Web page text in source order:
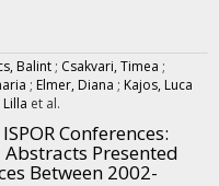
Balint ; Csakvari, Timea ;
; Elmer, Diana ; Kajos, Luca
et al.
Conferences:
Presented
Between 2002-